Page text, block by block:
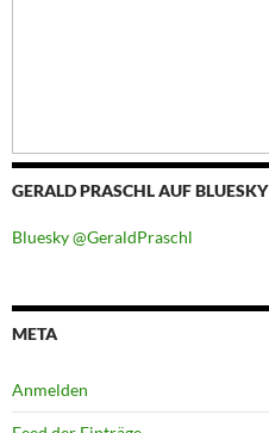
GERALD PRASCHL AUF BLUESKY
Bluesky @GeraldPraschl
META
Anmelden